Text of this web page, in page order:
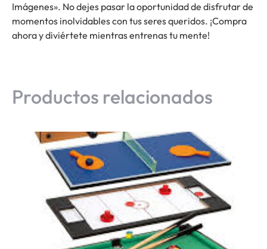
Imágenes». No dejes pasar la oportunidad de disfrutar de
momentos inolvidables con tus seres queridos. ¡Compra
ahora y diviértete mientras entrenas tu mente!
Productos relacionados